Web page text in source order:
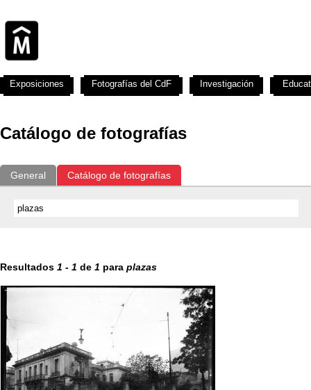
Catálogo de fotografías
General Catálogo de fotografías
Resultados 1 - 1 de 1 para plazas
Exposiciones Fotografías del CdF Investigación